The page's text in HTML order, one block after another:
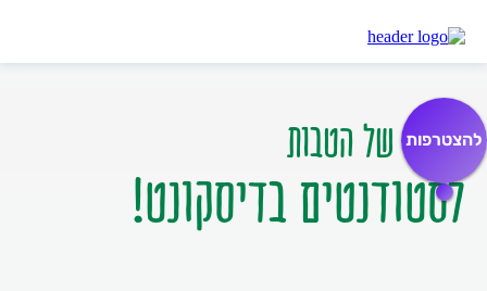
דיסקונט חגיגה של הטבות לסטודנטים
חגיגה של הטבות
לסטודנטים בדיסקונט!
להצטרפות